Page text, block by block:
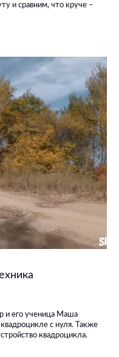
и сравним, что круче –
и его ученица Маша
с нуля. Также
квадроцикла.